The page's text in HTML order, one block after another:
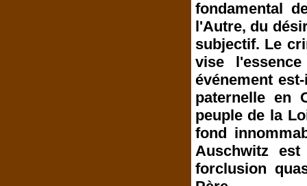
fondamental
l'Autre, du
subjectif. Le
vise
événement
paternelle en
peuple de la
fond
Auschwitz
forclusion